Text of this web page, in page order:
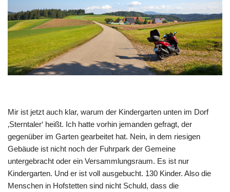
Mir ist jetzt auch klar, warum der Kindergarten unten im Dorf
‚Sterntaler‘ heißt. Ich hatte vorhin jemanden gefragt, der
gegenüber im Garten gearbeitet hat. Nein, in dem riesigen
Gebäude ist nicht noch der Fuhrpark der Gemeine
untergebracht oder ein Versammlungsraum. Es ist nur
Kindergarten. Und er ist voll ausgebucht. 130 Kinder. Also die
Menschen in Hofstetten sind nicht Schuld, dass die